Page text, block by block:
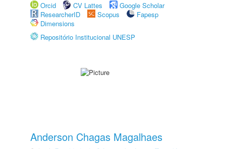
Orcid
CV Lattes
Google Scholar
ResearcherID
Scopus
Fapesp
Dimensions
Repositório Institucional UNESP
Anderson Chagas Magalhaes